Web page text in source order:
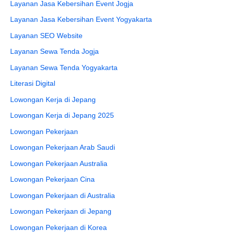
Layanan Jasa Kebersihan Event Jogja
Layanan Jasa Kebersihan Event Yogyakarta
Layanan SEO Website
Layanan Sewa Tenda Jogja
Layanan Sewa Tenda Yogyakarta
Literasi Digital
Lowongan Kerja di Jepang
Lowongan Kerja di Jepang 2025
Lowongan Pekerjaan
Lowongan Pekerjaan Arab Saudi
Lowongan Pekerjaan Australia
Lowongan Pekerjaan Cina
Lowongan Pekerjaan di Australia
Lowongan Pekerjaan di Jepang
Lowongan Pekerjaan di Korea